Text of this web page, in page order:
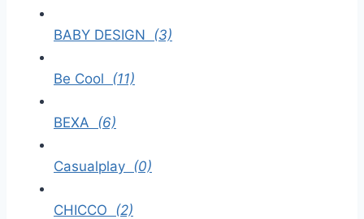
BABY DESIGN (3)
Be Cool (11)
BEXA (6)
Casualplay (0)
CHICCO (2)